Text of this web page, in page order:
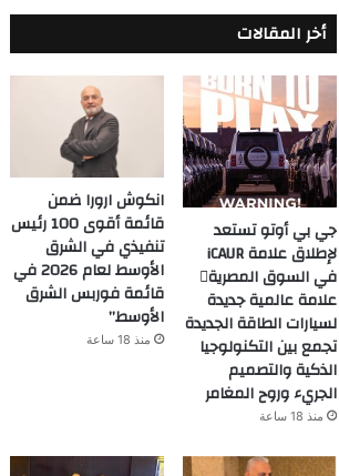
أخر المقالات
جي بي أوتو تستعد
لإطلاق علامة iCAUR
في السوق المصرية
علامة عالمية جديدة
لسيارات الطاقة الجديدة
تجمع بين التكنولوجيا
الذكية والتصميم
الجريء وروح المغامر
منذ 18 ساعة
انكوش ارورا ضمن
قائمة أقوى 100 رئيس
تنفيذي في الشرق
الأوسط لعام 2026 في
قائمة فوربس الشرق
الأوسط”
منذ 18 ساعة